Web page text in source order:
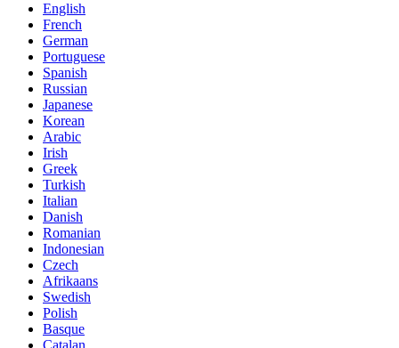
English
French
German
Portuguese
Spanish
Russian
Japanese
Korean
Arabic
Irish
Greek
Turkish
Italian
Danish
Romanian
Indonesian
Czech
Afrikaans
Swedish
Polish
Basque